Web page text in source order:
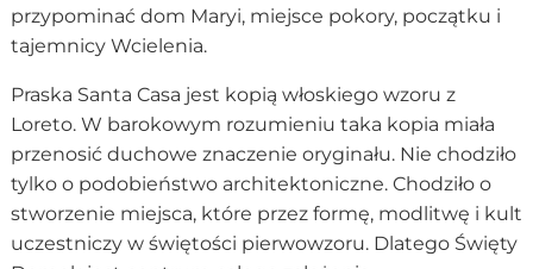
przypominać dom Maryi, miejsce pokory, początku i
tajemnicy Wcielenia.
Praska Santa Casa jest kopią włoskiego wzoru z
Loreto. W barokowym rozumieniu taka kopia miała
przenosić duchowe znaczenie oryginału. Nie chodziło
tylko o podobieństwo architektoniczne. Chodziło o
stworzenie miejsca, które przez formę, modlitwę i kult
uczestniczy w świętości pierwowzoru. Dlatego Święty